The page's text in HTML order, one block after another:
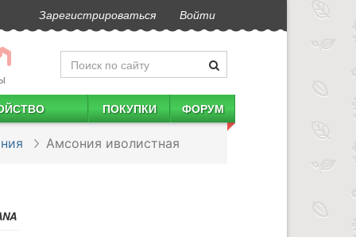
Зарегистрироваться Войти
ПОКУПКИ ФОРУМ
Амсония иволистная